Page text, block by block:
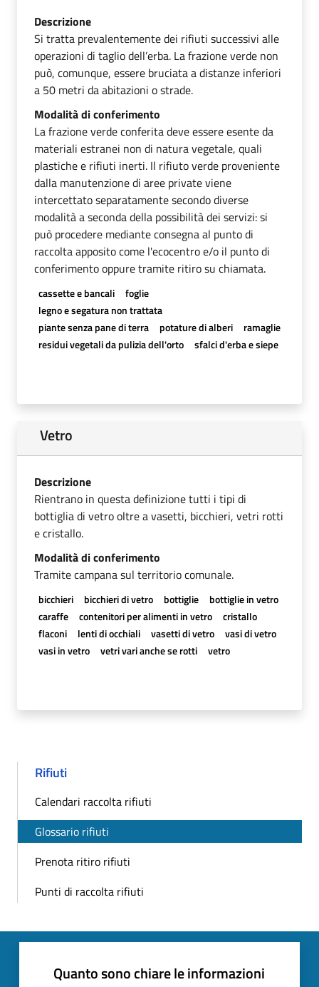
Descrizione
Si tratta prevalentemente dei rifiuti successivi alle
operazioni di taglio dell’erba. La frazione verde non
può, comunque, essere bruciata a distanze inferiori
a 50 metri da abitazioni o strade.
Modalità di conferimento
La frazione verde conferita deve essere esente da
materiali estranei non di natura vegetale, quali
plastiche e rifiuti inerti. Il rifiuto verde proveniente
dalla manutenzione di aree private viene
intercettato separatamente secondo diverse
modalità a seconda della possibilità dei servizi: si
può procedere mediante consegna al punto di
raccolta apposito come l'ecocentro e/o il punto di
conferimento oppure tramite ritiro su chiamata.
cassette e bancali
foglie
legno e segatura non trattata
piante senza pane di terra
potature di alberi
ramaglie
residui vegetali da pulizia dell'orto
sfalci d'erba e siepe
Vetro
Descrizione
Rientrano in questa definizione tutti i tipi di
bottiglia di vetro oltre a vasetti, bicchieri, vetri rotti
e cristallo.
Modalità di conferimento
Tramite campana sul territorio comunale.
bicchieri bicchieri di vetro bottiglie
bottiglie in vetro
caraffe
contenitori per alimenti in vetro
cristallo
flaconi
lenti di occhiali vasetti di vetro
vasi di vetro
vasi in vetro
vetri vari anche se rotti vetro
Rifiuti
Calendari raccolta rifiuti
Glossario rifiuti
Prenota ritiro rifiuti
Punti di raccolta rifiuti
Quanto sono chiare le informazioni